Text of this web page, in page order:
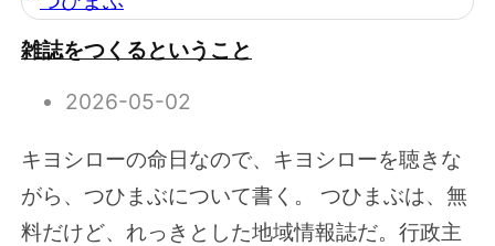
雑誌をつくるということ
2026-05-02
キヨシローの命日なので、キヨシローを聴きな
がら、つひまぶについて書く。 つひまぶは、無
料だけど、れっきとした地域情報誌だ。行政主